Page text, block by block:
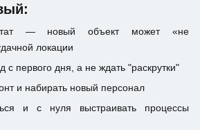
— новый объект может «не
локации
с первого дня, а не ждать "раскрутки"
и набирать новый персонал
и с нуля выстраивать процессы